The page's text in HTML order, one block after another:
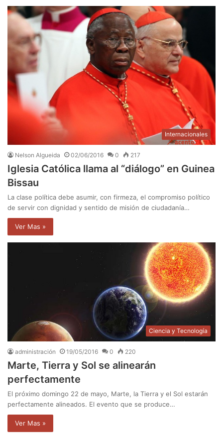
Internacionales
Nelson Algueida 02/06/2016 0 217
Iglesia Católica llama al “diálogo” en Guinea
Bissau
La clase política debe asumir, con firmeza, el compromiso político
de servir con dignidad y sentido de misión de ciudadanía…
Ver Mas »
Ciencia y Tecnología
administración 19/05/2016 0 220
Marte, Tierra y Sol se alinearán
perfectamente
El próximo domingo 22 de mayo, Marte, la Tierra y el Sol estarán
perfectamente alineados. El evento que se produce…
Ver Mas »